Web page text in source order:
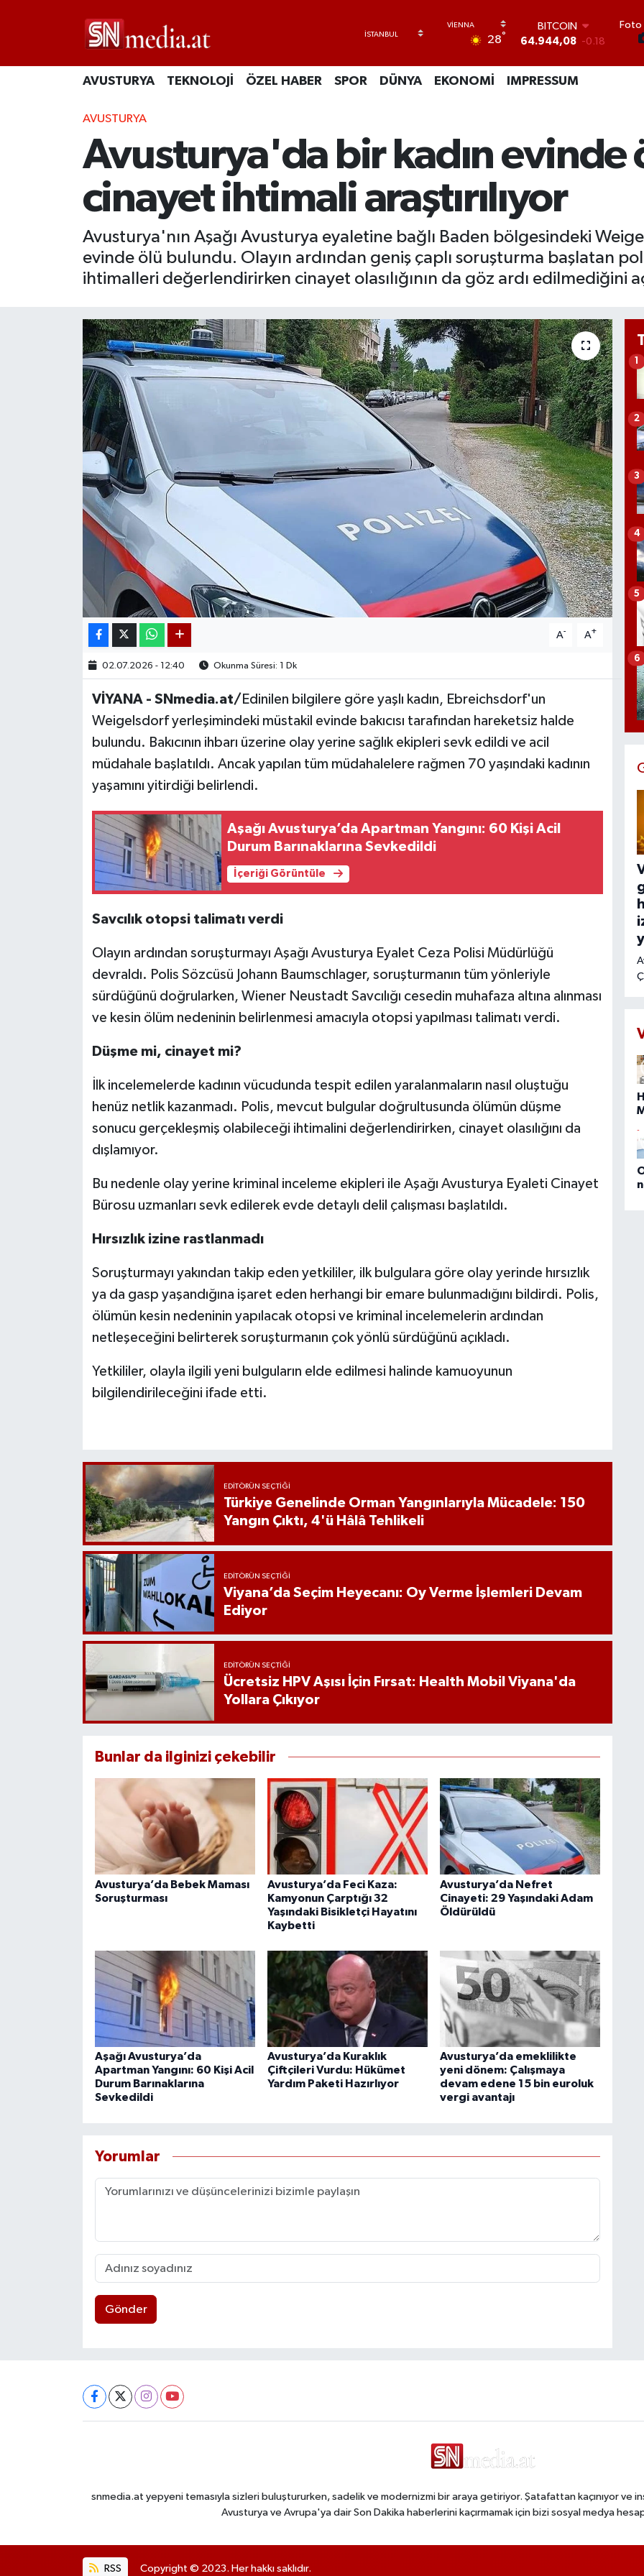
28°
64.944,08 -0.18
DOLAR
EURO
55,2510 0.32
6660.55
BİST100
Foto
AVUSTURYA TEKNOLOJİ ÖZEL HABER SPOR DÜNYA EKONOMİ IMPRESSUM
AVUSTURYA
Avusturya'da bir kadın evinde
cinayet ihtimali araştırılıyor
Avusturya'nın Aşağı Avusturya eyaletine bağlı Baden bölgesindeki
evinde ölü bulundu. Olayın ardından geniş çaplı soruşturma başlatan
ihtimalleri değerlendirirken cinayet olasılığının da göz ardı edilmediğini
A- A+
02.07.2026 - 12:40 Okunma Süresi: 1 Dk
VİYANA - SNmedia.at/ Edinilen bilgilere göre yaşlı kadın, Ebreichsdorf'un
Weigelsdorf yerleşimindeki müstakil evinde bakıcısı tarafından hareketsiz halde
bulundu. Bakıcının ihbarı üzerine olay yerine sağlık ekipleri sevk edildi ve acil
müdahale başlatıldı. Ancak yapılan tüm müdahalelere rağmen 70 yaşındaki kadının
yaşamını yitirdiği belirlendi.
Aşağı Avusturya’da Apartman Yangını: 60 Kişi Acil
Durum Barınaklarına Sevkedildi
İçeriği Görüntüle
Savcılık otopsi talimatı verdi
Olayın ardından soruşturmayı Aşağı Avusturya Eyalet Ceza Polisi Müdürlüğü
devraldı. Polis Sözcüsü Johann Baumschlager, soruşturmanın tüm yönleriyle
sürdüğünü doğrularken, Wiener Neustadt Savcılığı cesedin muhafaza altına alınması
ve kesin ölüm nedeninin belirlenmesi amacıyla otopsi yapılması talimatı verdi.
Düşme mi, cinayet mi?
İlk incelemelerde kadının vücudunda tespit edilen yaralanmaların nasıl oluştuğu
henüz netlik kazanmadı. Polis, mevcut bulgular doğrultusunda ölümün düşme
sonucu gerçekleşmiş olabileceği ihtimalini değerlendirirken, cinayet olasılığını da
dışlamıyor.
Bu nedenle olay yerine kriminal inceleme ekipleri ile Aşağı Avusturya Eyaleti Cinayet
Bürosu uzmanları sevk edilerek evde detaylı delil çalışması başlatıldı.
Hırsızlık izine rastlanmadı
Soruşturmayı yakından takip eden yetkililer, ilk bulgulara göre olay yerinde hırsızlık
ya da gasp yaşandığına işaret eden herhangi bir emare bulunmadığını bildirdi. Polis,
ölümün kesin nedeninin yapılacak otopsi ve kriminal incelemelerin ardından
netleşeceğini belirterek soruşturmanın çok yönlü sürdüğünü açıkladı.
Yetkililer, olayla ilgili yeni bulguların elde edilmesi halinde kamuoyunun
bilgilendirileceğini ifade etti.
EDITÖRÜN SEÇTIĞI
Türkiye Genelinde Orman Yangınlarıyla Mücadele: 150
Yangın Çıktı, 4'ü Hâlâ Tehlikeli
EDITÖRÜN SEÇTIĞI
Viyana’da Seçim Heyecanı: Oy Verme İşlemleri Devam
Ediyor
EDITÖRÜN SEÇTIĞI
Ücretsiz HPV Aşısı İçin Fırsat: Health Mobil Viyana'da
Yollara Çıkıyor
Bunlar da ilginizi çekebilir
Avusturya’da Bebek Maması
Soruşturması
Avusturya’da Feci Kaza:
Kamyonun Çarptığı 32
Yaşındaki Bisikletçi Hayatını
Kaybetti
Avusturya’da Nefret
Cinayeti: 29 Yaşındaki Adam
Öldürüldü
Aşağı Avusturya’da
Apartman Yangını: 60 Kişi Acil
Durum Barınaklarına
Sevkedildi
Avusturya’da Kuraklık
Çiftçileri Vurdu: Hükümet
Yardım Paketi Hazırlıyor
Avusturya’da emeklilikte
yeni dönem: Çalışmaya
devam edene 15 bin euroluk
vergi avantajı
Yorumlar
Gönder
1
2
3
4
5
6
snmedia.at yepyeni temasıyla sizleri buluştururken, sadelik ve modernizmi bir araya getiriyor. Şatafattan kaçınıyor ve
Avusturya ve Avrupa'ya dair Son Dakika haberlerini kaçırmamak için bizi sosyal medya
RSS Copyright © 2023. Her hakkı saklıdır.